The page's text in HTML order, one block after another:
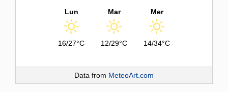
Lun
16/27°C
Mar
12/29°C
Mer
14/34°C
Data from MeteoArt.com